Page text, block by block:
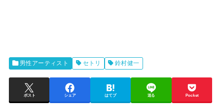
男性アーティスト セトリ 鈴村健一
ポスト シェア はてブ 送る Pocket